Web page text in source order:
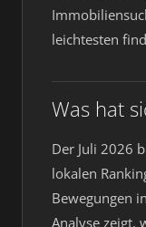
leichtesten
Was hat
Der Juli 2026
lokalen
Bewegungen
Analyse zeigt,